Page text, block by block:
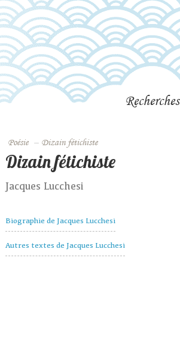
Recherches
Poésie – Dizain fétichiste
Dizain fétichiste
Jacques Lucchesi
Biographie de Jacques Lucchesi
Autres textes de Jacques Lucchesi